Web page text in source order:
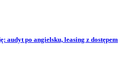
audyt po angielsku, leasing z dostępem